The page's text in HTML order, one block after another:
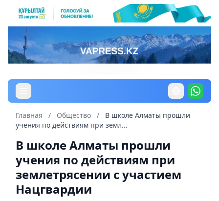
Главная / Общество /
В школе Алматы прошли
учения по действиям при земл...
В школе Алматы прошли
учения по действиям при
землетрясении с участием
Нацгвардии